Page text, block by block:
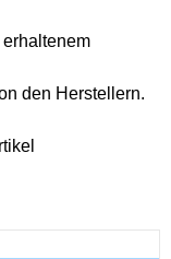
den Herstellern.